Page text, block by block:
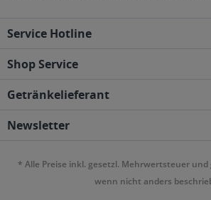
Service Hotline
Shop Service
Getränkelieferant
Newsletter
* Alle Preise inkl. gesetzl. Mehrwertsteuer und
wenn nicht anders